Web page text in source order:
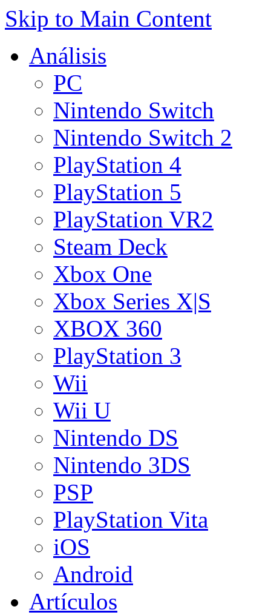
Skip to Main Content
Análisis
PC
Nintendo Switch
Nintendo Switch 2
PlayStation 4
PlayStation 5
PlayStation VR2
Steam Deck
Xbox One
Xbox Series X|S
XBOX 360
PlayStation 3
Wii
Wii U
Nintendo DS
Nintendo 3DS
PSP
PlayStation Vita
iOS
Android
Artículos